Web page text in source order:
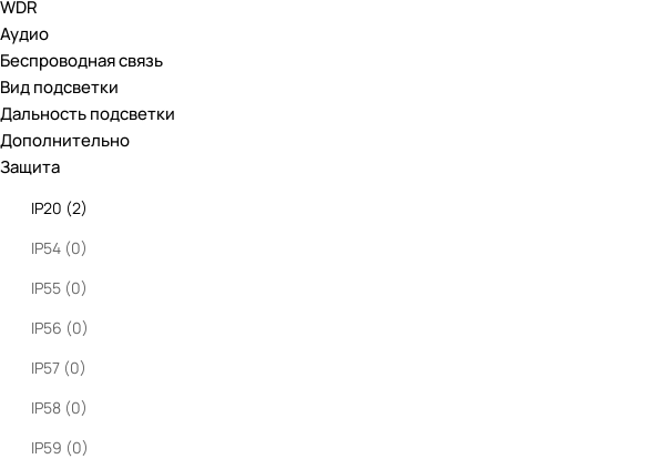
IFlow
WDR
Аудио
Беспроводная связь
Вид подсветки
Дальность подсветки
Дополнительно
Защита
IP20 (2)
IP54 (0)
IP55 (0)
IP56 (0)
IP57 (0)
IP58 (0)
IP59 (0)